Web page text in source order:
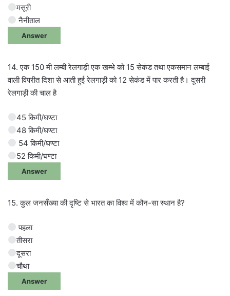
मसूरी
नैनीताल
Answer
14. एक 150 मी लम्बी रेलगाड़ी एक खम्भे को 15 सेकंड तथा एकसमान लम्बाई
वाली विपरीत दिशा से आती हुई रेलगाड़ी को 12 सेकंड में पार करती है। दूसरी
रेलगाड़ी की चाल है
45 किमी/घण्टा
48 किमी/घण्टा
54 किमी/घण्टा
52 किमी/घण्टा
Answer
15. कुल जनसँख्या की दृष्टि से भारत का विश्व में कौन-सा स्थान है?
पहला
तीसरा
दूसरा
चौथा
Answer